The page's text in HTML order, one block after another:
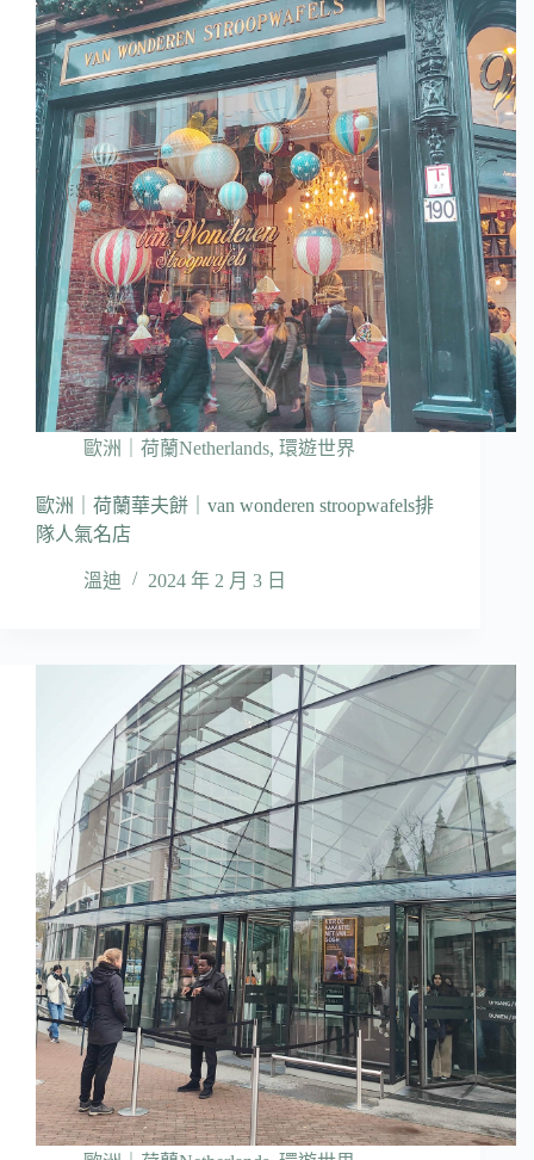
歐洲｜荷蘭Netherlands, 環遊世界
歐洲｜荷蘭華夫餅｜van wonderen stroopwafels排
隊人氣名店
溫迪 2024 年 2 月 3 日